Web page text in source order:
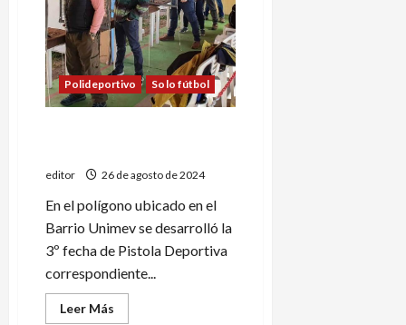
Polideportivo Solo fútbol
editor 26 de agosto de 2024
En el polígono ubicado en el
Barrio Unimev se desarrolló la
3º fecha de Pistola Deportiva
correspondiente...
Leer Más
más